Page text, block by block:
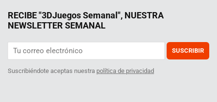
RECIBE "3DJuegos Semanal", NUESTRA
NEWSLETTER SEMANAL
SUSCRIBIR
Suscribiéndote aceptas nuestra política de privacidad